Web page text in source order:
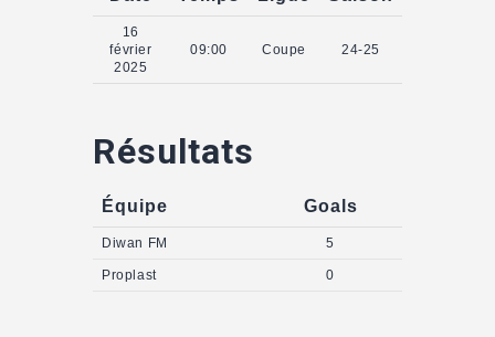
16
février
2025
09:00 Coupe 24-25
Résultats
Équipe Goals
Diwan FM 5
Proplast 0